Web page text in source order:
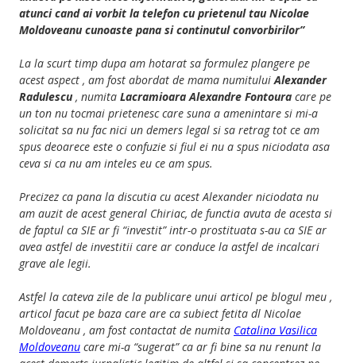
atunci cand ai vorbit la telefon cu prietenul tau Nicolae
Moldoveanu cunoaste pana si continutul convorbirilor”
La la scurt timp dupa am hotarat sa formulez plangere pe
acest aspect , am fost abordat de mama numitului Alexander
Radulescu, numita Lacramioara Alexandre Fontoura care pe
un ton nu tocmai prietenesc care suna a amenintare si mi-a
solicitat sa nu fac nici un demers legal si sa retrag tot ce am
spus deoarece este o confuzie si fiul ei nu a spus niciodata asa
ceva si ca nu am inteles eu ce am spus.
Precizez ca pana la discutia cu acest Alexander niciodata nu
am auzit de acest general Chiriac, de functia avuta de acesta si
de faptul ca SIE ar fi “investit” intr-o prostituata s-au ca SIE ar
avea astfel de investitii care ar conduce la astfel de incalcari
grave ale legii.
Astfel la cateva zile de la publicare unui articol pe blogul meu ,
articol facut pe baza care are ca subiect fetita dl Nicolae
Moldoveanu , am fost contactat de numita Catalina Vasilica
Moldoveanu care mi-a “sugerat” ca ar fi bine sa nu renunt la